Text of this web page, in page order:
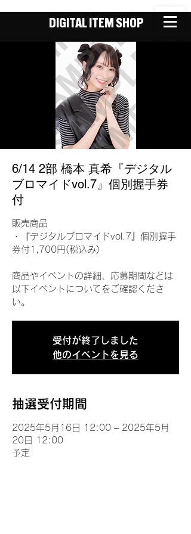
DIGITAL ITEM SHOP
6/14 2部 橋本 真希『デジタル
ブロマイドvol.7』個別握手券
付
販売商品
・『デジタルブロマイドvol.7』個別握手
券付1,700円(税込み)
商品やイベントの詳細、応募期間などは
以下イベントについてをご確認くださ
い。
受付が終了しました
他のイベントを見る
抽選受付期間
2025年5月16日 12:00 – 2025年5月
20日 12:00
予定